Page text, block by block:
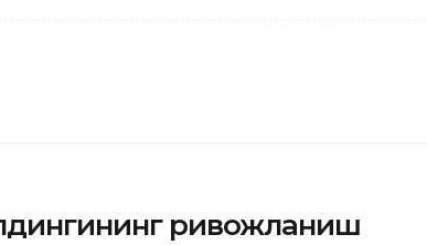
ривожланиш